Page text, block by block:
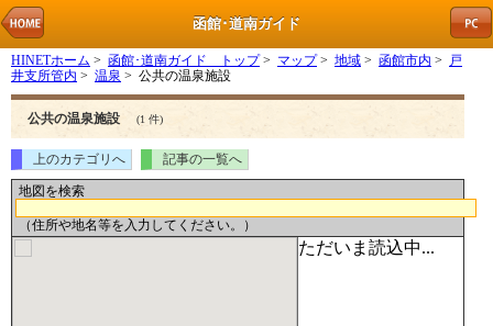
函館･道南ガイド
HINETホーム > 函館･道南ガイド トップ> マップ> 地域 > 函館市内 >
戸
井支所管内 > 温泉 > 公共の温泉施設
公共の温泉施設 (1 件)
上のカテゴリへ 記事の一覧へ
地図を検索
（住所や地名等を入力してください。）
ただいま読込中...